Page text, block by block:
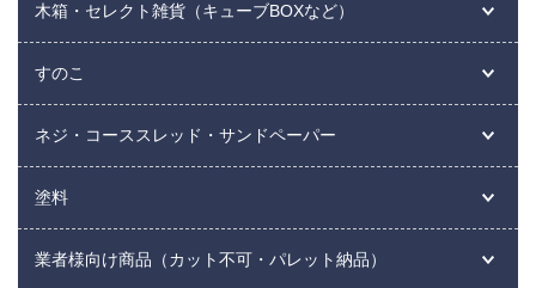
木箱・セレクト雑貨（キューブBOXなど）
すのこ
ネジ・コーススレッド・サンドペーパー
塗料
業者様向け商品（カット不可・パレット納品）